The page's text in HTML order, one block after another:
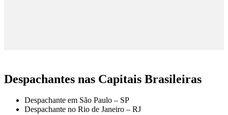
Despachantes nas Capitais Brasileiras
Despachante em São Paulo – SP
Despachante no Rio de Janeiro – RJ